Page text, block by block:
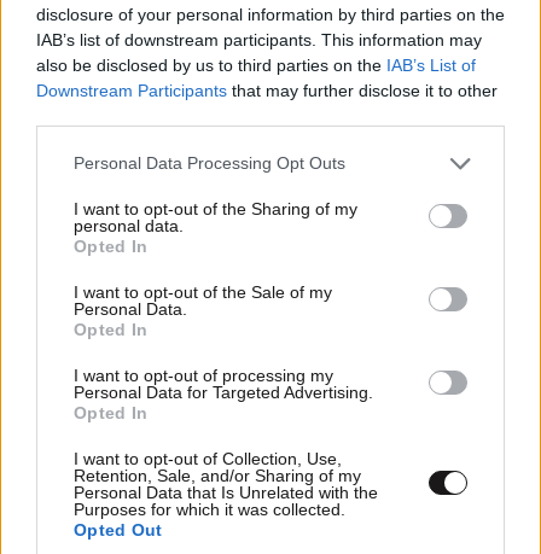
disclosure of your personal information by third parties on the
IAB’s list of downstream participants. This information may
also be disclosed by us to third parties on the IAB’s List of
Downstream Participants that may further disclose it to other
Please note that this website/app uses one or more Google
not limited to your visit or usage behaviour. You may click to
grant or deny consent to Google and its third-party tags to
use your data for below specified purposes in below Google
consent section.
Personal Data Processing Opt Outs
I want to opt-out of the Sharing of my
personal data.
Opted In
I want to opt-out of the Sale of my
Personal Data.
Opted In
I want to opt-out of processing my
Personal Data for Targeted Advertising.
Opted In
I want to opt-out of Collection, Use,
Retention, Sale, and/or Sharing of my
Personal Data that Is Unrelated with the
Purposes for which it was collected.
Opted Out